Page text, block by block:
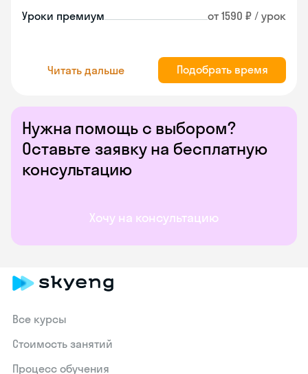
Нужна помощь с выбором?
Оставьте заявку на бесплатную
консультацию
Хочу на консультацию
Уроки премиум от 1590 ₽ / урок
Читать дальше Подобрать время
Все курсы
Стоимость занятий
Процесс обучения